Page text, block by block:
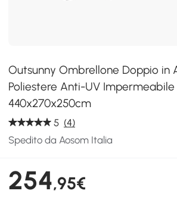
Outsunny Ombrellone Doppio in
Poliestere Anti-UV
440x270x250cm
5 (4)
Spedito da Aosom Italia
254,95€